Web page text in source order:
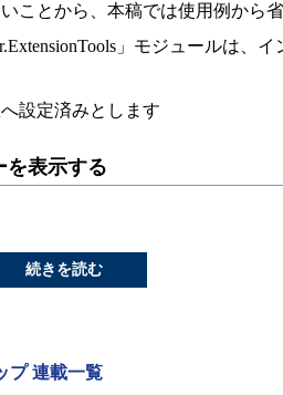
ことから、本稿では使用例から
」モジュールは、
設定済みとします
を表示する
続きを読む
プ 連載一覧